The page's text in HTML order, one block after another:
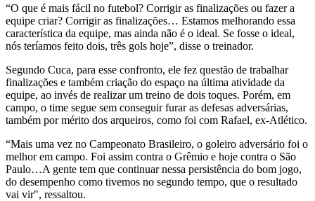
“O que é mais fácil no futebol? Corrigir as finalizações ou fazer a
equipe criar? Corrigir as finalizações… Estamos melhorando essa
característica da equipe, mas ainda não é o ideal. Se fosse o ideal,
nós teríamos feito dois, três gols hoje”, disse o treinador.
Segundo Cuca, para esse confronto, ele fez questão de trabalhar
finalizações e também criação do espaço na última atividade da
equipe, ao invés de realizar um treino de dois toques. Porém, em
campo, o time segue sem conseguir furar as defesas adversárias,
também por mérito dos arqueiros, como foi com Rafael, ex-Atlético.
“Mais uma vez no Campeonato Brasileiro, o goleiro adversário foi o
melhor em campo. Foi assim contra o Grêmio e hoje contra o São
Paulo…A gente tem que continuar nessa persistência do bom jogo,
do desempenho como tivemos no segundo tempo, que o resultado
vai vir", ressaltou.